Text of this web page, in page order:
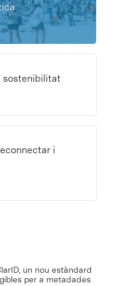
sostenibilitat
i
un nou estàndard
per a metadades